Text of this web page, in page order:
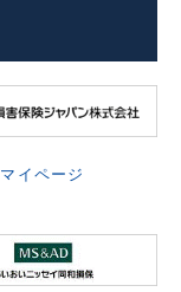
マイページ